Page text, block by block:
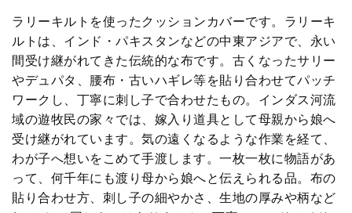
ラリーキルトを使ったクッションカバーです。ラリーキ
ルトは、インド・パキスタンなどの中東アジアで、永い
間受け継がれてきた伝統的な布です。古くなったサリー
やデュパタ、腰布・古いハギレ等を貼り合わせてパッチ
ワークし、丁寧に刺し子で合わせたもの。インダス河流
域の遊牧民の家々では、嫁入り道具として母親から娘へ
受け継がれています。気の遠くなるような作業を経て、
わが子へ想いをこめて手渡します。一枚一枚に物語があ
って、何千年にも渡り母から娘へと伝えられる品。布の
貼り合わせ方、刺し子の細やかさ、生地の厚みや柄など